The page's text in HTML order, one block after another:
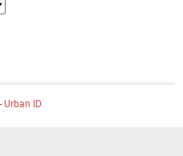
Urban ID